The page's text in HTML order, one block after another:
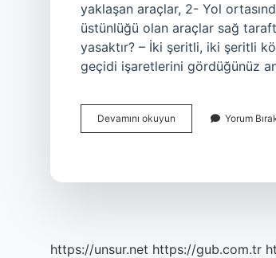
yaklaşan araçlar, 2- Yol
üstünlüğü olan araçlar sağ
yasaktır? – İki şeritli, iki şeritli
geçidi işaretlerini gördüğünüz
Devamını okuyun
Şeritli
Yorum
https://unsur.net https://gub.com.tr